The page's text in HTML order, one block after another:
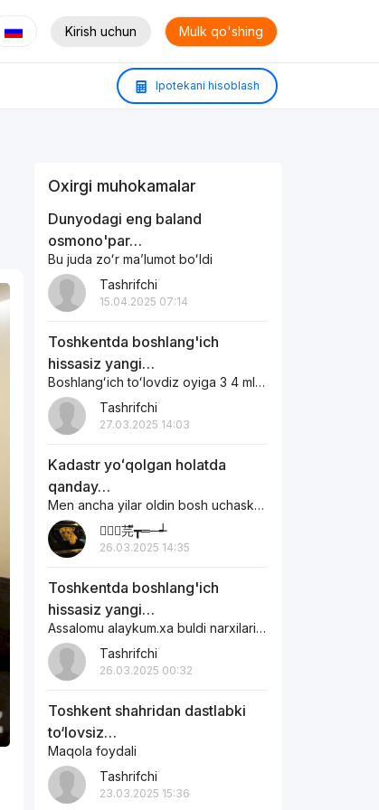
Kirish uchun Mulk qo'shing
Ipotekani hisoblash
Oxirgi muhokamalar
Dunyodagi eng baland
osmono'par…
Bu juda zoʻr maʼlumot boʻldi
Tashrifchi
15.04.2025 07:14
Toshkentda boshlang'ich
hissasiz yangi…
Boshlangʻich toʻlovdiz oyiga 3 4 mln boʻlib toʻlaydigan xonadonlar bormi
Tashrifchi
27.03.2025 14:03
Kadastr yoʻqolgan holatda
qanday…
Men ancha yilar oldin bosh uchaska sotib olgandim ichaskani egasi otoxon edi…
︻┳ั芫ี┳═─┵
26.03.2025 14:35
Toshkentda boshlang'ich
hissasiz yangi…
Assalomu alaykum.xa buldi narxilari qanaqa
Tashrifchi
26.03.2025 00:32
Toshkent shahridan dastlabki
to‘lovsiz…
Maqola foydali
Tashrifchi
23.03.2025 15:36